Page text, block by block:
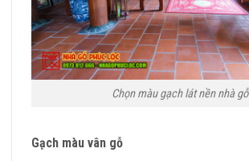
Chọn màu gạch lát nền nhà gỗ
Gạch màu vân gỗ